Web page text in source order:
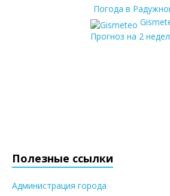
Погода в
Прогноз на 2
Полезные ссылки
Администрация города